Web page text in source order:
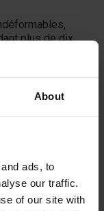
About
ads, to
our traffic.
of our site with
plus de dix